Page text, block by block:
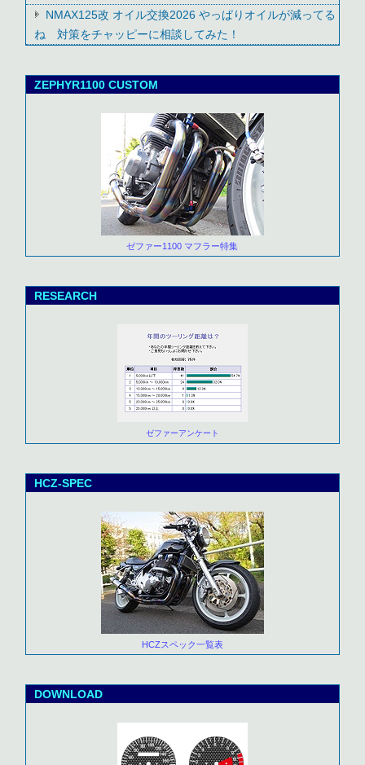
NMAX125改 オイル交換2026 やっぱりオイルが減ってる
ね 対策をチャッピーに相談してみた！
ZEPHYR1100 CUSTOM
ゼファー1100 マフラー特集
RESEARCH
ゼファーアンケート
HCZ-SPEC
HCZスペック一覧表
DOWNLOAD